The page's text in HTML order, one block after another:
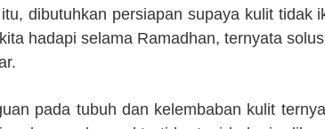
dibutuhkan persiapan supaya kulit tidak
hadapi selama Ramadhan, ternyata
pada tubuh dan kelembaban kulit